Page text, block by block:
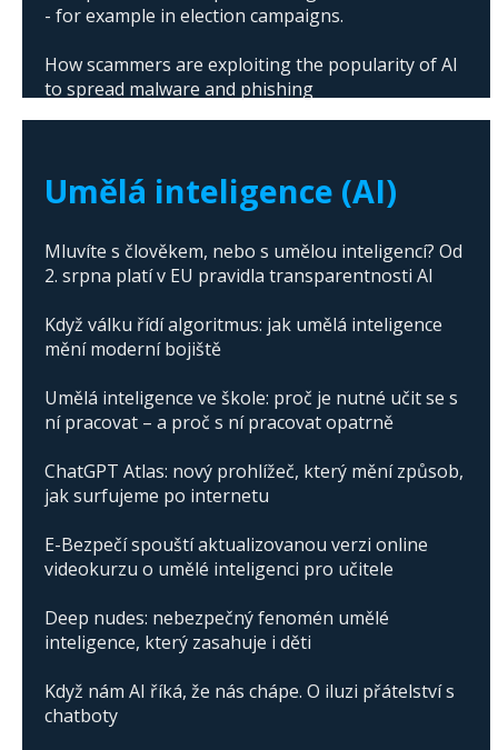
- for example in election campaigns.
How scammers are exploiting the popularity of AI
to spread malware and phishing
Umělá inteligence (AI)
Mluvíte s člověkem, nebo s umělou inteligencí? Od
2. srpna platí v EU pravidla transparentnosti AI
Když válku řídí algoritmus: jak umělá inteligence
mění moderní bojiště
Umělá inteligence ve škole: proč je nutné učit se s
ní pracovat – a proč s ní pracovat opatrně
ChatGPT Atlas: nový prohlížeč, který mění způsob,
jak surfujeme po internetu
E-Bezpečí spouští aktualizovanou verzi online
videokurzu o umělé inteligenci pro učitele
Deep nudes: nebezpečný fenomén umělé
inteligence, který zasahuje i děti
Když nám AI říká, že nás chápe. O iluzi přátelství s
chatboty